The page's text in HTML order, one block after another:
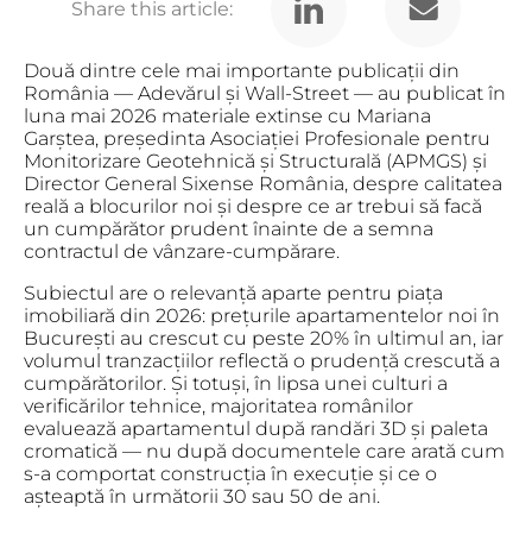
Share this article:
Două dintre cele mai importante publicații din
România — Adevărul și Wall-Street — au publicat în
luna mai 2026 materiale extinse cu Mariana
Garștea, președinta Asociației Profesionale pentru
Monitorizare Geotehnică și Structurală (APMGS) și
Director General Sixense România, despre calitatea
reală a blocurilor noi și despre ce ar trebui să facă
un cumpărător prudent înainte de a semna
contractul de vânzare-cumpărare.
Subiectul are o relevanță aparte pentru piața
imobiliară din 2026: prețurile apartamentelor noi în
București au crescut cu peste 20% în ultimul an, iar
volumul tranzacțiilor reflectă o prudență crescută a
cumpărătorilor. Și totuși, în lipsa unei culturi a
verificărilor tehnice, majoritatea românilor
evaluează apartamentul după randări 3D și paleta
cromatică — nu după documentele care arată cum
s-a comportat construcția în execuție și ce o
așteaptă în următorii 30 sau 50 de ani.